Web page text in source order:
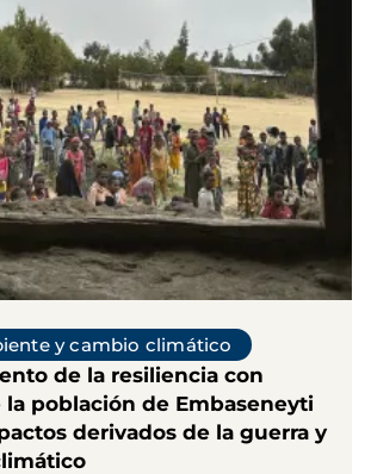
y cambio climático
de la resiliencia con
población de Embaseneyti
derivados de la guerra y